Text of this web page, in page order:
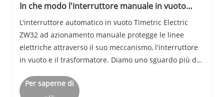
In che modo l'interruttore manuale in vuoto
L'interruttore automatico in vuoto Timetric Electric
ZW32 ad azionamento manuale protegge le linee
elettriche attraverso il suo meccanismo, l'interruttore
in vuoto e il trasformatore. Diamo uno sguardo più da
protettive:
Per saperne di